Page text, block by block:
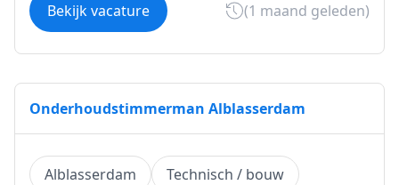
Bekijk vacature (1 maand geleden)
Onderhoudstimmerman Alblasserdam
Alblasserdam
Technisch / bouw